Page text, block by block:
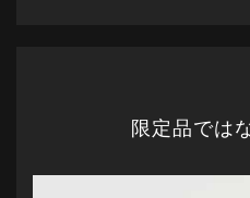
限定品では